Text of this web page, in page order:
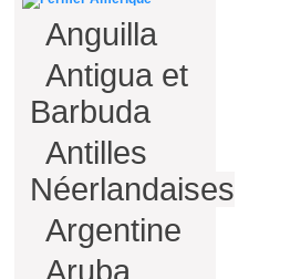
Anguilla
Antigua et
Barbuda
Antilles
Néerlandaises
Argentine
Aruba